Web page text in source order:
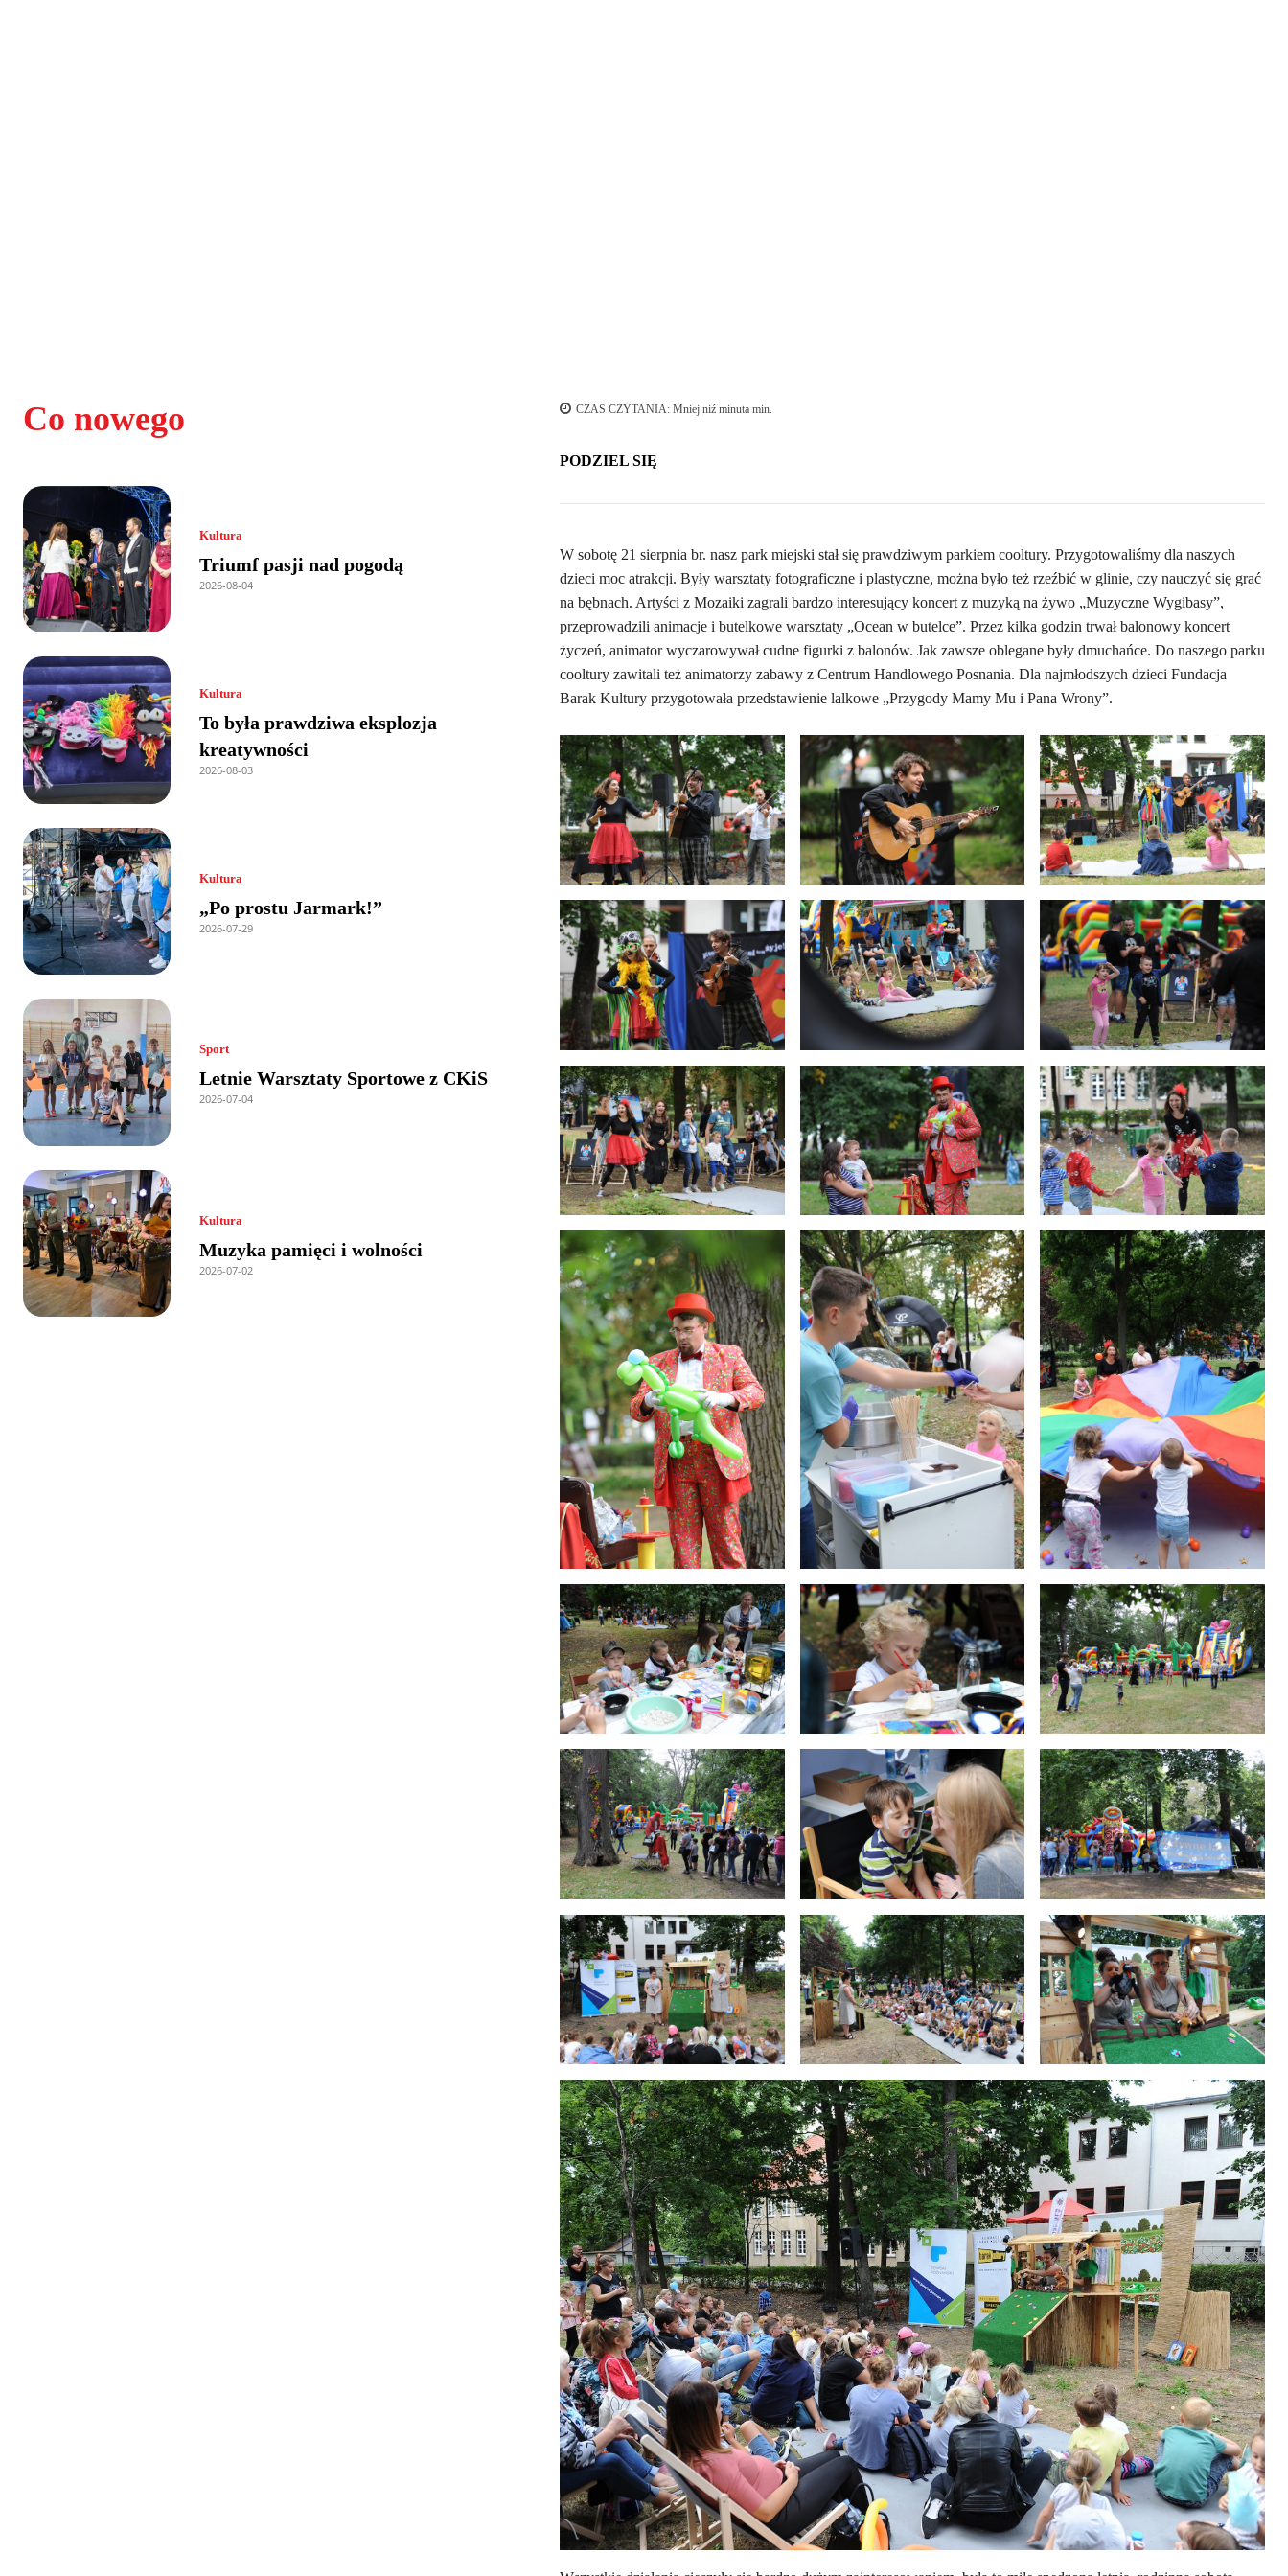
Co nowego
Kultura
Triumf pasji nad pogodą
2026-08-04
Kultura
To była prawdziwa eksplozja
kreatywności
2026-08-03
Kultura
„Po prostu Jarmark!”
2026-07-29
Sport
Letnie Warsztaty Sportowe z CKiS
2026-07-04
Kultura
Muzyka pamięci i wolności
2026-07-02
CZAS CZYTANIA: Mniej niź minuta min.
PODZIEL SIĘ
W sobotę 21 sierpnia br. nasz park miejski stał się prawdziwym parkiem cooltury. Przygotowaliśmy dla naszych
dzieci moc atrakcji. Były warsztaty fotograficzne i plastyczne, można było też rzeźbić w glinie, czy nauczyć się grać
na bębnach. Artyści z Mozaiki zagrali bardzo interesujący koncert z muzyką na żywo „Muzyczne Wygibasy”,
przeprowadzili animacje i butelkowe warsztaty „Ocean w butelce”. Przez kilka godzin trwał balonowy koncert
życzeń, animator wyczarowywał cudne figurki z balonów. Jak zawsze oblegane były dmuchańce. Do naszego parku
cooltury zawitali też animatorzy zabawy z Centrum Handlowego Posnania. Dla najmłodszych dzieci Fundacja
Barak Kultury przygotowała przedstawienie lalkowe „Przygody Mamy Mu i Pana Wrony”.